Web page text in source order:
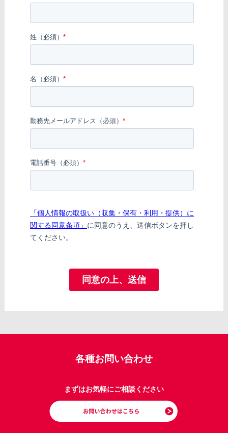
各種お問い合わせ
まずはお気軽にご相談ください